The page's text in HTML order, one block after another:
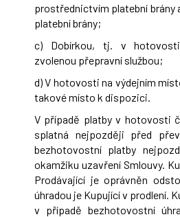
prostřednictvím platební brány
platební brány;
c) Dobírkou, tj. v
zvolenou přepravní službou;
d) V hotovosti na výdejním
takové místo k dispozici.
V případě platby v hotovosti
splatná nejpozději před
bezhotovostní platby
okamžiku uzavření Smlouvy.
Prodávající je oprávněn
úhradou je Kupující v prodlení.
v případě bezhotovostní